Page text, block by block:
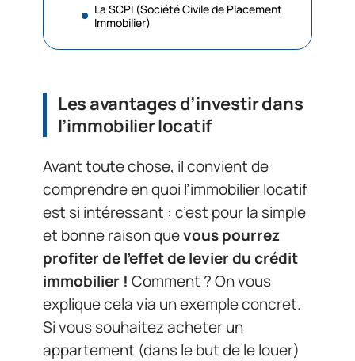
La SCPI (Société Civile de Placement
Immobilier)
Les avantages d’investir dans
l’immobilier locatif
Avant toute chose, il convient de
comprendre en quoi l’immobilier locatif
est si intéressant : c’est pour la simple
et bonne raison quevous pourrez
profiter de l’effet de levier du crédit
immobilier ! Comment ? On vous
explique cela via un exemple concret.
Si vous souhaitez acheter un
appartement (dans le but de le louer)